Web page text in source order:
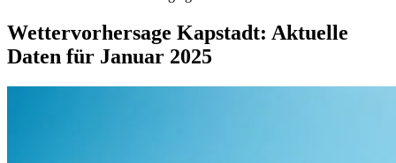
Wettervorhersage Kapstadt: Aktuelle
Daten für Januar 2025